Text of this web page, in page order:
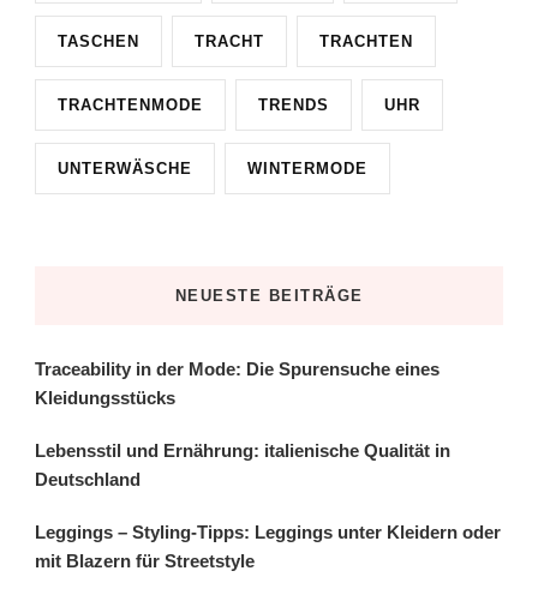
TASCHEN TRACHT TRACHTEN
TRACHTENMODE TRENDS UHR
UNTERWÄSCHE WINTERMODE
NEUESTE BEITRÄGE
Traceability in der Mode: Die Spurensuche eines
Kleidungsstücks
Lebensstil und Ernährung: italienische Qualität in
Deutschland
Leggings – Styling-Tipps: Leggings unter Kleidern oder
mit Blazern für Streetstyle